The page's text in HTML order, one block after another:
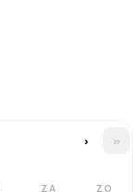
› »
ZA ZO